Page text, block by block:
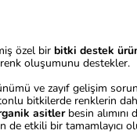
özel bir bitki destek
renk oluşumunu destekler.
ve zayıf gelişim
bitkilerde renklerin
asitlerbesin alımını
de etkili bir tamamlayıcı